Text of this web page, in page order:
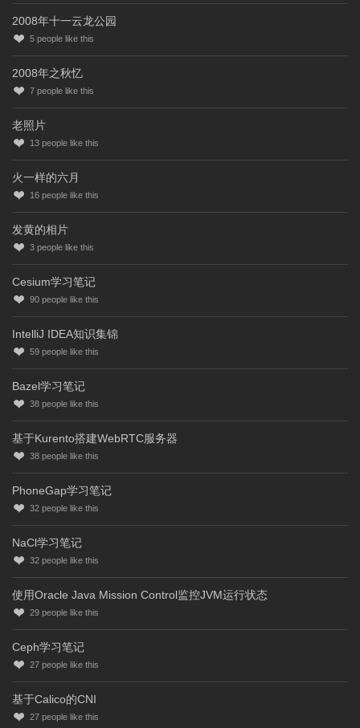
2008年十一云龙公园
5 people like this
2008年之秋忆
7 people like this
老照片
13 people like this
火一样的六月
16 people like this
发黄的相片
3 people like this
Cesium学习笔记
90 people like this
IntelliJ IDEA知识集锦
59 people like this
Bazel学习笔记
38 people like this
基于Kurento搭建WebRTC服务器
38 people like this
PhoneGap学习笔记
32 people like this
NaCl学习笔记
32 people like this
使用Oracle Java Mission Control监控JVM运行状态
29 people like this
Ceph学习笔记
27 people like this
基于Calico的CNI
27 people like this